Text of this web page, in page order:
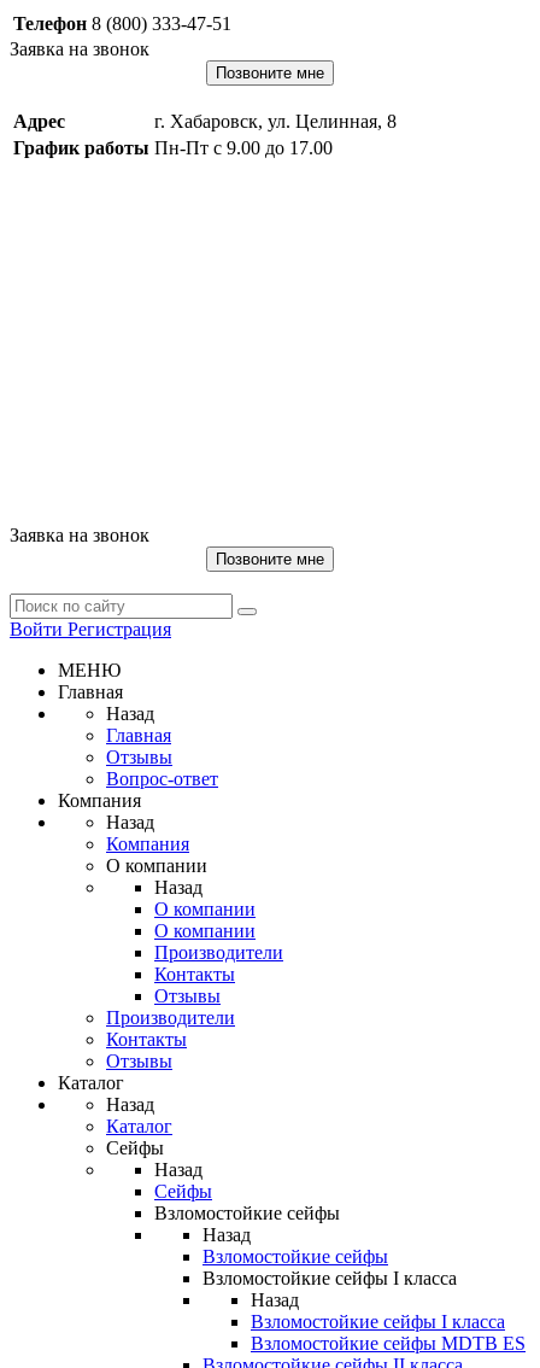
Телефон 8 (800) 333-47-51
Заявка на звонок
Позвоните мне
Адрес
г. Хабаровск, ул. Целинная, 8
График работы Пн-Пт с 9.00 до 17.00
Заявка на звонок
Позвоните мне
Войти Регистрация
МЕНЮ
Главная
Назад
Главная
Отзывы
Вопрос-ответ
Компания
Назад
Компания
О компании
Назад
О компании
О компании
Производители
Контакты
Отзывы
Производители
Контакты
Отзывы
Каталог
Назад
Каталог
Сейфы
Назад
Сейфы
Взломостойкие сейфы
Назад
Взломостойкие сейфы
Взломостойкие сейфы I класса
Назад
Взломостойкие сейфы I класса
Взломостойкие сейфы MDTB ES